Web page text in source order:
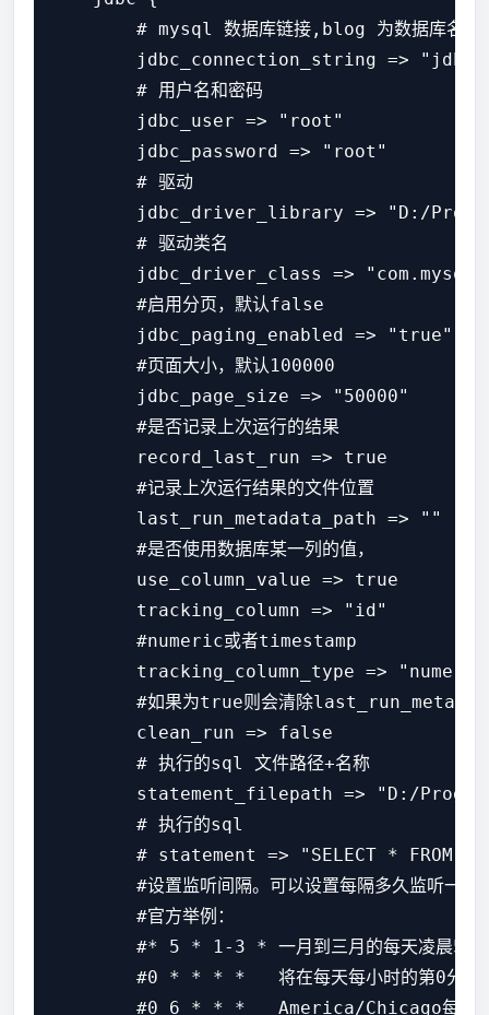
        # mysql 数据库链接,blog 为数据库名
jdbc_connection_string =>
        # 用户名和密码
        jdbc_user => "root"
        jdbc_password => "root"
        # 驱动
jdbc_driver_library => "D:/
        # 驱动类名
jdbc_driver_class =>
        #启用分页，默认false
        jdbc_paging_enabled => "true"
        #页面大小，默认100000
        jdbc_page_size => "50000"
        #是否记录上次运行的结果
        record_last_run => true
        #记录上次运行结果的文件位置
        last_run_metadata_path => ""
        #是否使用数据库某一列的值，
        use_column_value => true
        tracking_column => "id"
        #numeric或者timestamp
tracking_column_type =>
#如果为true则会清除
        clean_run => false
        # 执行的sql 文件路径+名称
statement_filepath => "D:/
        # 执行的sql
# statement => "SELECT * FROM
#设置监听间隔。可以设置每隔多久监听一次
        #官方举例：
#* 5 * 1-3 * 一月到三月的每天凌晨5点
#0 * * * *   将在每天每小时的第0分钟
#0 6 * * *   America/Chicago每天